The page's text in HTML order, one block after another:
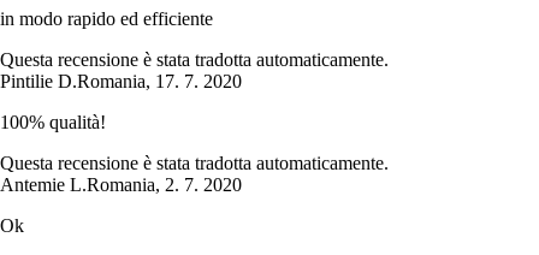
in modo rapido ed efficiente
Questa recensione è stata tradotta automaticamente.
Pintilie D.Romania, 17. 7. 2020
100% qualità!
Questa recensione è stata tradotta automaticamente.
Antemie L.Romania, 2. 7. 2020
Ok